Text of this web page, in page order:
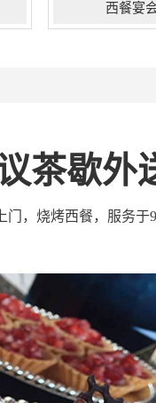
西餐宴
务各大行业领域
无锡南长区年会
公司...
茶歇外
门，烧烤西餐，服务于